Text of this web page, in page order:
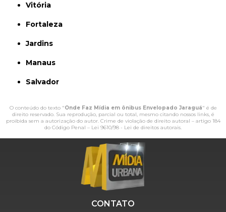
Vitória
Fortaleza
Jardins
Manaus
Salvador
O conteúdo do texto "Onde Faz Mídia em ônibus Envelopado Jaraguá" é de
direito reservado. Sua reprodução, parcial ou total, mesmo citando nossos links, é
proibida sem a autorização do autor. Crime de violação de direito autoral – artigo 184
do Código Penal – Lei 9610/98 - Lei de direitos autorais.
CONTATO